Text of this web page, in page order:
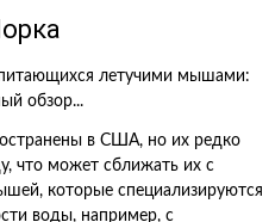
в США, но их редко
что может сближать их с
которые специализируются
воды, например, с